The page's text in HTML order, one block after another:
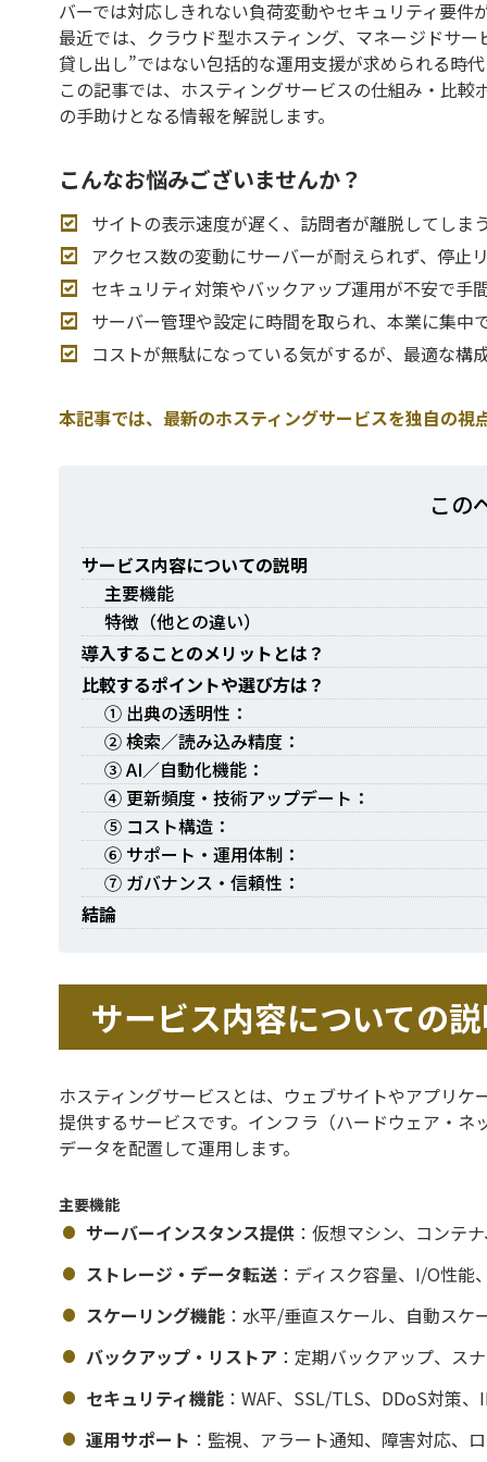
バーでは対応しきれない負荷変動やセキュリティ要件
最近では、クラウド型ホスティング、マネージドサ
貸し出し”ではない包括的な運用支援が求められる時代
この記事では、ホスティングサービスの仕組み・比
の手助けとなる情報を解説します。
こんなお悩みございませんか？
サイトの表示速度が遅く、訪問者が離脱してしまう
アクセス数の変動にサーバーが耐えられず、停止
セキュリティ対策やバックアップ運用が不安で手
サーバー管理や設定に時間を取られ、本業に集中
コストが無駄になっている気がするが、最適な構
本記事では、最新のホスティングサービスを独自の視
この
サービス内容についての説明
主要機能
特徴（他との違い）
導入することのメリットとは？
比較するポイントや選び方は？
① 出典の透明性：
② 検索／読み込み精度：
③ AI／自動化機能：
④ 更新頻度・技術アップデート：
⑤ コスト構造：
⑥ サポート・運用体制：
⑦ ガバナンス・信頼性：
結論
サービス内容についての
ホスティングサービスとは、ウェブサイトやアプリ
提供するサービスです。インフラ（ハードウェア・
データを配置して運用します。
主要機能
サーバーインスタンス提供 ：仮想マシン、コンテ
ストレージ・データ転送 ：ディスク容量、I/O性能
スケーリング機能 ：水平/垂直スケール、自動スケ
バックアップ・リストア ：定期バックアップ、ス
セキュリティ機能 ：WAF、SSL/TLS、DDoS対策、
運用サポート ：監視、アラート通知、障害対応、